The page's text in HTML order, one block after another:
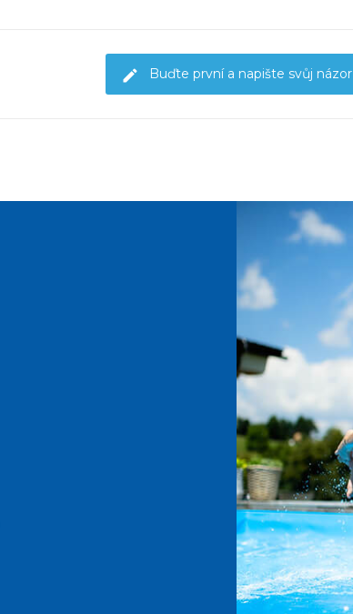
Buďte první a napište svůj názor